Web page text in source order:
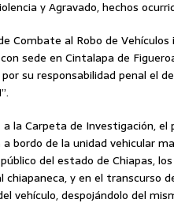
y Agravado, hechos
Combate al Robo de
sede en Cintalapa de
su responsabilidad penal el
la Carpeta de Investigación, el
bordo de la unidad vehicular
del estado de Chiapas,
chiapaneca, y en el transcurso
vehículo, despojándolo del